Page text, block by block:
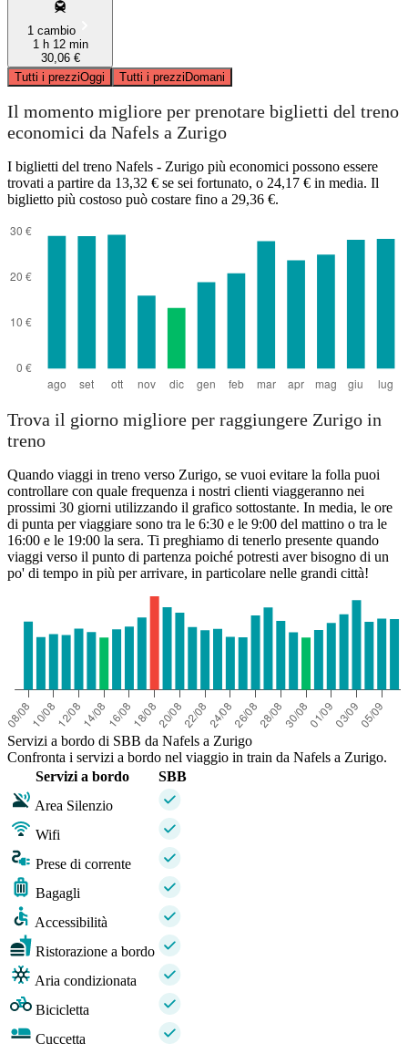
1 cambio
1 h 12 min
30,06 €
Tutti i prezziOggi Tutti i prezziDomani
Il momento migliore per prenotare biglietti del treno
economici da Nafels a Zurigo
I biglietti del treno Nafels - Zurigo più economici possono essere
trovati a partire da 13,32 € se sei fortunato, o 24,17 € in media. Il
biglietto più costoso può costare fino a 29,36 €.
Trova il giorno migliore per raggiungere Zurigo in
treno
Quando viaggi in treno verso Zurigo, se vuoi evitare la folla puoi
controllare con quale frequenza i nostri clienti viaggeranno nei
prossimi 30 giorni utilizzando il grafico sottostante. In media, le ore
di punta per viaggiare sono tra le 6:30 e le 9:00 del mattino o tra le
16:00 e le 19:00 la sera. Ti preghiamo di tenerlo presente quando
viaggi verso il punto di partenza poiché potresti aver bisogno di un
po' di tempo in più per arrivare, in particolare nelle grandi città!
Servizi a bordo di SBB da Nafels a Zurigo
Confronta i servizi a bordo nel viaggio in train da Nafels a Zurigo.
Servizi a bordo
SBB
Area Silenzio
Wifi
Prese di corrente
Bagagli
Accessibilità
Ristorazione a bordo
Aria condizionata
Bicicletta
Cuccetta